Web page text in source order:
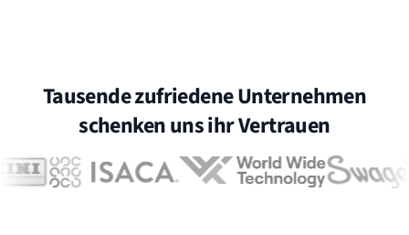
Tausende zufriedene Unternehmen
schenken uns ihr Vertrauen